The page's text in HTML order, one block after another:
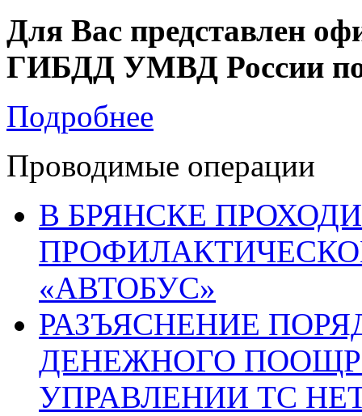
Для Вас представлен
ГИБДД УМВД России по
Подробнее
Проводимые операции
В БРЯНСКЕ
«АВТОБУС»
РАЗЪЯСНЕНИЕ
ДЕНЕЖНОГО
УПРАВЛЕНИИ ТС